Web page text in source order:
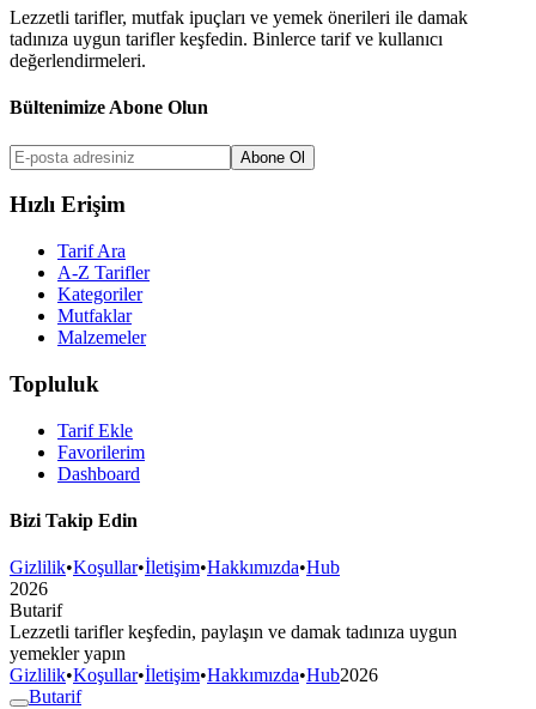
Lezzetli tarifler, mutfak ipuçları ve yemek önerileri ile damak
tadınıza uygun tarifler keşfedin. Binlerce tarif ve kullanıcı
değerlendirmeleri.
Bültenimize Abone Olun
Abone Ol
Hızlı Erişim
Tarif Ara
A-Z Tarifler
Kategoriler
Mutfaklar
Malzemeler
Topluluk
Tarif Ekle
Favorilerim
Dashboard
Bizi Takip Edin
Gizlilik•Koşullar•İletişim•Hakkımızda•Hub
2026
Butarif
Lezzetli tarifler keşfedin, paylaşın ve damak tadınıza uygun
yemekler yapın
Gizlilik•Koşullar•İletişim•Hakkımızda•Hub2026
Butarif